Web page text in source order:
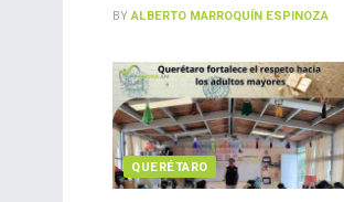
BYALBERTO MARROQUÍN ESPINOZA
QUERÉTARO